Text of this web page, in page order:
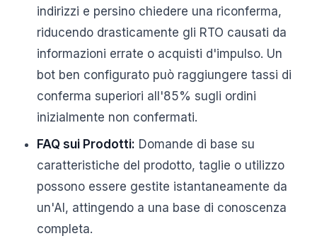
indirizzi e persino chiedere una riconferma,
riducendo drasticamente gli RTO causati da
informazioni errate o acquisti d'impulso. Un
bot ben configurato può raggiungere tassi di
conferma superiori all'85% sugli ordini
inizialmente non confermati.
FAQ sui Prodotti: Domande di base su
caratteristiche del prodotto, taglie o utilizzo
possono essere gestite istantaneamente da
un'AI, attingendo a una base di conoscenza
completa.